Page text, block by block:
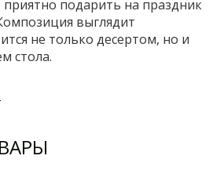
подарить на праздник
выглядит
не только десертом, но и
стола.